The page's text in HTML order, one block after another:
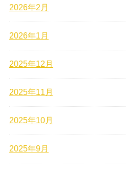
2026年2月
2026年1月
2025年12月
2025年11月
2025年10月
2025年9月